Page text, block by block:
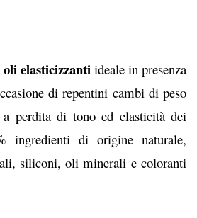
elasticizzantiideale in presenza
di repentini cambi di peso
a perdita di tono ed elasticità dei
ingredienti di origine naturale,
siliconi, oli minerali e coloranti